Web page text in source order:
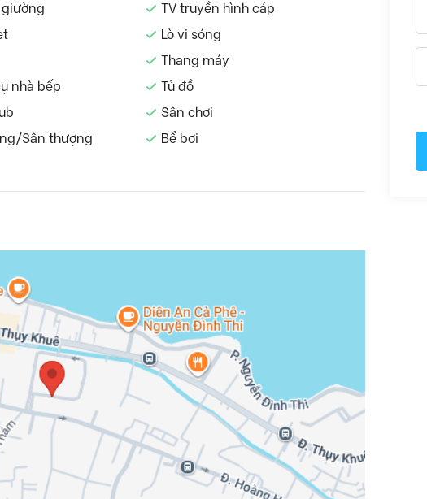
TV truyền hình cáp
Lò vi sóng
Thang máy
nhà bếp
Tủ đồ
Sân chơi
Sân thượng
Bể bơi